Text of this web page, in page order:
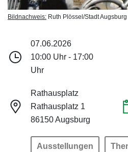
Bildnachweis: Ruth Plössel/Stadt Augsburg
07.06.2026
10:00 Uhr - 17:00
Uhr
Rathausplatz
Rathausplatz 1
86150 Augsburg
Ausstellungen